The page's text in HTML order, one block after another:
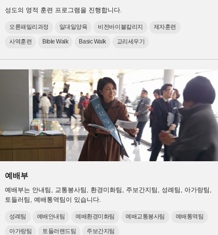
성도의 영적 훈련 프로그램을 진행합니다.
오륜패밀리과정 일대일양육 비전바이블칼리지 제자훈련
사역훈련 Bible Walk Basic Walk 교리세우기
예배부
예배부는 안내팀, 교통봉사팀, 환경미화팀, 주보간지팀, 성례팀, 아가랑팀,
토들러팀, 예배통역팀이 있습니다.
성례팀 예배안내팀 예배환경미화팀 예배교통봉사팀 예배통역팀
아가랑팀 토들러랜드팀 주보간지팀